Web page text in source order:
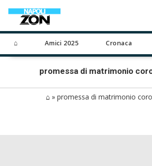
⌂ Amici 2025 Cronaca
promessa di matrimonio
⌂» promessa di matrimonio